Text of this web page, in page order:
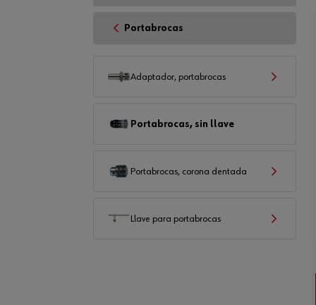
Portabrocas
Adaptador, portabrocas
Portabrocas, sin llave
Portabrocas, corona dentada
Llave para portabrocas